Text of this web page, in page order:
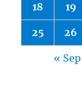
18 19
25 26
« Sep